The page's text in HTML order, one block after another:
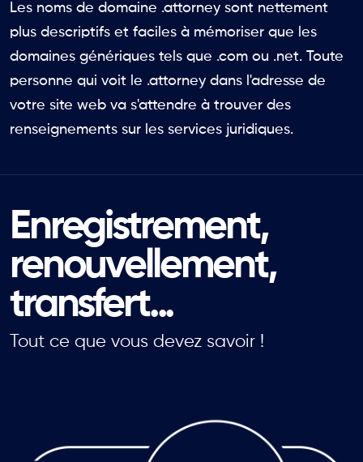
Les noms de domaine .attorney sont nettement
plus descriptifs et faciles à mémoriser que les
domaines génériques tels que .com ou .net. Toute
personne qui voit le .attorney dans l'adresse de
votre site web va s'attendre à trouver des
renseignements sur les services juridiques.
Enregistrement,
renouvellement,
transfert...
Tout ce que vous devez savoir !